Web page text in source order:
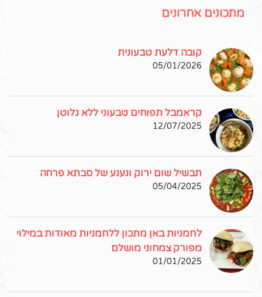
מתכונים אחרונים
קובה דלעת טבעונית
05/01/2026
קראמבל תפוחים טבעוני ללא גלוטן
12/07/2025
תבשיל שום ירוק ונענע של סבתא פרחה
05/04/2025
לחמניות באן מתכון ללחמניות מאודות במילוי
מפורק צמחוני מושלם
01/01/2025